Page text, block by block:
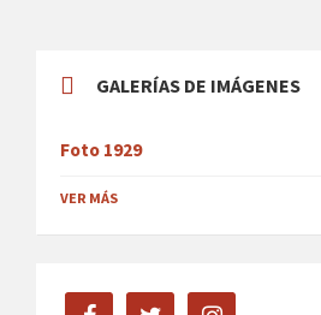
GALERÍAS DE IMÁGENES
Foto 1929
VER MÁS
facebook twitter instagram